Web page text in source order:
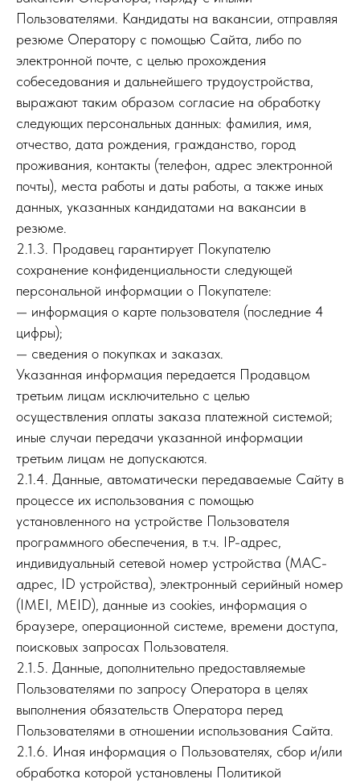
Пользователями. Кандидаты на вакансии, отправляя
резюме Оператору с помощью Сайта, либо по
электронной почте, с целью прохождения
собеседования и дальнейшего трудоустройства,
выражают таким образом согласие на обработку
следующих персональных данных: фамилия, имя,
отчество, дата рождения, гражданство, город
проживания, контакты (телефон, адрес электронной
почты), места работы и даты работы, а также иных
данных, указанных кандидатами на вакансии в
резюме.
2.1.3. Продавец гарантирует Покупателю
сохранение конфиденциальности следующей
персональной информации о Покупателе:
— информация о карте пользователя (последние 4
цифры);
— сведения о покупках и заказах.
Указанная информация передается Продавцом
третьим лицам исключительно с целью
осуществления оплаты заказа платежной системой;
иные случаи передачи указанной информации
третьим лицам не допускаются.
2.1.4. Данные, автоматически передаваемые Сайту в
процессе их использования с помощью
установленного на устройстве Пользователя
программного обеспечения, в т.ч. IP-адрес,
индивидуальный сетевой номер устройства (MAC-
адрес, ID устройства), электронный серийный номер
(IMEI, MEID), данные из cookies, информация о
браузере, операционной системе, времени доступа,
поисковых запросах Пользователя.
2.1.5. Данные, дополнительно предоставляемые
Пользователями по запросу Оператора в целях
выполнения обязательств Оператора перед
Пользователями в отношении использования Сайта.
2.1.6. Иная информация о Пользователях, сбор и/или
обработка которой установлены Политикой